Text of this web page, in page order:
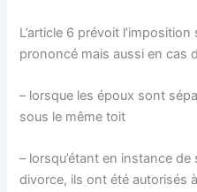
L’article 6 prévoit
prononcé mais aussi en cas
– lorsque les époux sont
sous le même toit
– lorsqu’étant en instance
divorce, ils ont été autorisés